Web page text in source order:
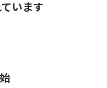
います